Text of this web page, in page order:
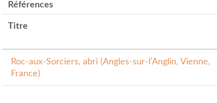
Références
Titre
Roc-aux-Sorciers, abri (Angles-sur-l’Anglin, Vienne,
France)